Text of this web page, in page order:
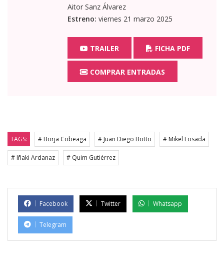
Aitor Sanz Álvarez
Estreno: viernes 21 marzo 2025
TRAILER FICHA PDF
COMPRAR ENTRADAS
TAGS: # Borja Cobeaga # Juan Diego Botto # Mikel Losada
# Iñaki Ardanaz # Quim Gutiérrez
Facebook Twitter Whatsapp
Telegram